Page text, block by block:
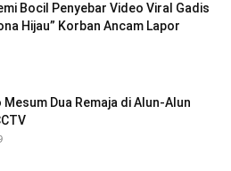
Bocil Penyebar Video Viral Gadis
Hijau” Korban Ancam Lapor
Dua Remaja di Alun-Alun